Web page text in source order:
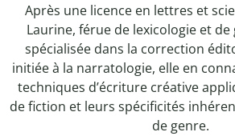
Après une licence en lettres et
Laurine, férue de lexicologie et de
spécialisée dans la correction
initiée à la narratologie, elle en
techniques d’écriture créative
de fiction et leurs spécificités
de genre.